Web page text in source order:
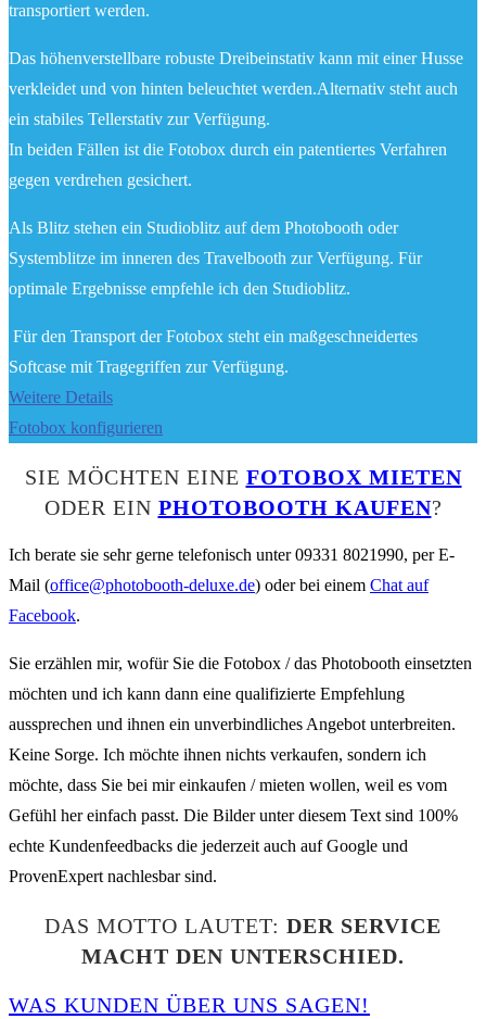
transportiert werden.
Das höhenverstellbare robuste Dreibeinstativ kann mit einer Husse
verkleidet und von hinten beleuchtet werden.Alternativ steht auch
ein stabiles Tellerstativ zur Verfügung.
In beiden Fällen ist die Fotobox durch ein patentiertes Verfahren
gegen verdrehen gesichert.
Als Blitz stehen ein Studioblitz auf dem Photobooth oder
Systemblitze im inneren des Travelbooth zur Verfügung. Für
optimale Ergebnisse empfehle ich den Studioblitz.
Für den Transport der Fotobox steht ein maßgeschneidertes
Softcase mit Tragegriffen zur Verfügung.
Weitere Details
Fotobox konfigurieren
SIE MÖCHTEN EINE FOTOBOX MIETEN
ODER EIN PHOTOBOOTH KAUFEN?
Ich berate sie sehr gerne telefonisch unter 09331 8021990, per E-
Mail (office@photobooth-deluxe.de) oder bei einem Chat auf
Facebook.
Sie erzählen mir, wofür Sie die Fotobox / das Photobooth einsetzten
möchten und ich kann dann eine qualifizierte Empfehlung
aussprechen und ihnen ein unverbindliches Angebot unterbreiten.
Keine Sorge. Ich möchte ihnen nichts verkaufen, sondern ich
möchte, dass Sie bei mir einkaufen / mieten wollen, weil es vom
Gefühl her einfach passt. Die Bilder unter diesem Text sind 100%
echte Kundenfeedbacks die jederzeit auch auf Google und
ProvenExpert nachlesbar sind.
DAS MOTTO LAUTET: DER SERVICE
MACHT DEN UNTERSCHIED.
WAS KUNDEN ÜBER UNS SAGEN!